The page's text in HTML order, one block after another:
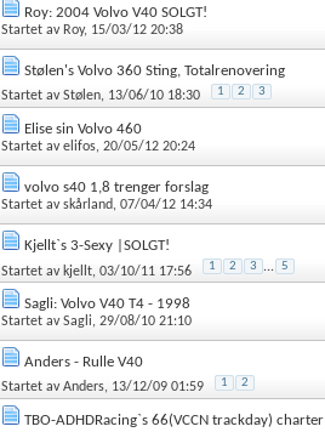
Roy: 2004 Volvo V40 SOLGT!
Startet av Roy, 15/03/12 20:38
Stølen's Volvo 360 Sting, Totalrenovering
Startet avStølen, 13/06/10 18:30 1 2 3
Elise sin Volvo 460
Startet avelifos, 20/05/12 20:24
volvo s40 1,8 trenger forslag
Startet avskårland, 07/04/12 14:34
Kjellt`s 3-Sexy |SOLGT!
Startet av kjellt, 03/10/11 17:56 1 2 3 ... 5
Sagli: Volvo V40 T4 - 1998
Startet avSagli, 29/08/10 21:10
Anders - Rulle V40
Startet avAnders, 13/12/09 01:59 1 2
TBO-ADHDRacing`s 66(VCCN trackday)